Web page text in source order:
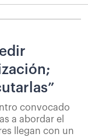
convocado
a abordar el
llegan con un